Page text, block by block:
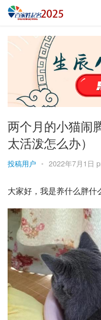
两个月的小猫闹
太活泼怎么办）
投稿用户 • 2022年7月1日
大家好，我是养什么胖什